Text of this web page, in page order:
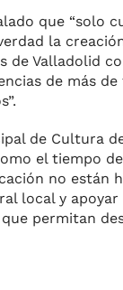
que “solo
la
Valladolid
de más
de Cultura
el tiempo
no están
local y apoyar
permitan